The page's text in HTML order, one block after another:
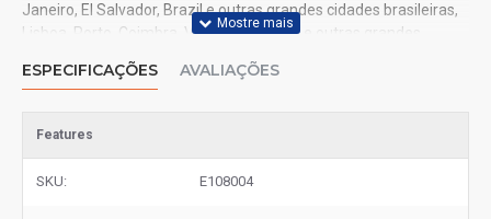
Janeiro, El Salvador, Brazil e outras grandes cidades brasileiras,
Lisboa, Porto, Coimbra, Viana do Castelo e outras grandes
ESPECIFICAÇÕES AVALIAÇÕES
Features
SKU: E108004